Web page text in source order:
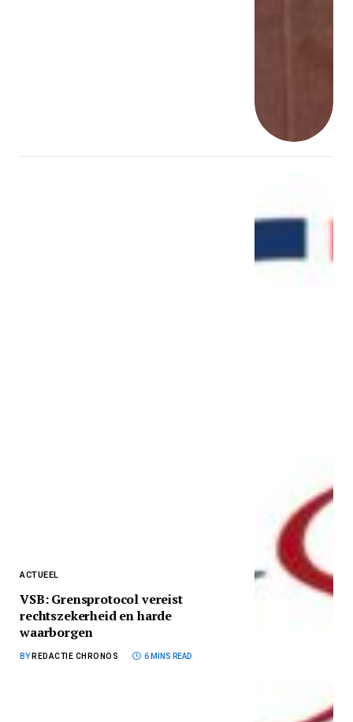
ACTUEEL
VSB: Grensprotocol vereist
rechtszekerheid en harde
waarborgen
BY REDACTIE CHRONOS 6 MINS READ